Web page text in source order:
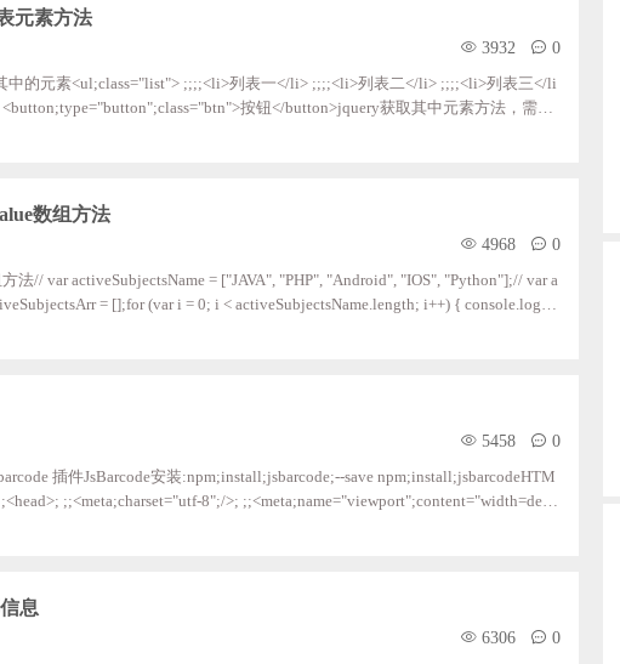
元素方法
3932 0
中的元素<ul;class="list"> ;;;;<li>列表一</li> ;;;;<li>列表二</li> ;;;;<li>列表三</li
按钮</button>jquery获取其中元素方法，需要
数组方法
4968 0
// var activeSubjectsName = ["JAVA", "PHP", "Android", "IOS", "Python"];// var a
= [];for (var i = 0; i < activeSubjectsName.length; i++) { console.log(i);
5458 0
插件JsBarcode安装:npm;install;jsbarcode;--save npm;install;jsbarcodeHTM
;;<meta;charset="utf-8";/>; ;;<meta;name="viewport";content="width=devi
息
6306 0